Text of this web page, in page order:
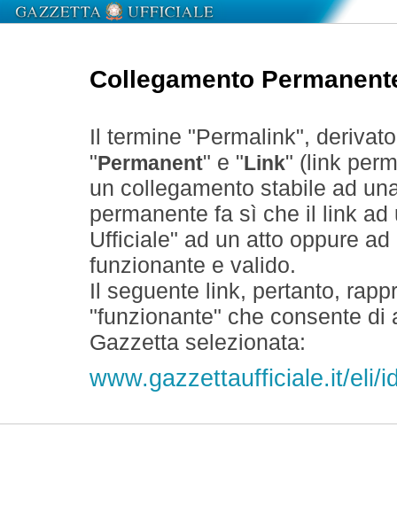
Collegamento
Il termine "Permalink",
" Permanent" e " Link" (link
un collegamento stabile ad
permanente fa sì che il link
Ufficiale" ad un atto oppure
funzionante e valido.
Il seguente link, pertanto,
"funzionante" che consente
Gazzetta selezionata:
www.gazzettaufficiale.it/eli/